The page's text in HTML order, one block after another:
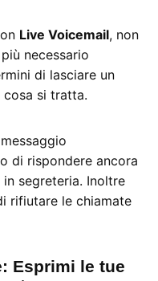
Live Voicemail, non
necessario
di lasciare un
si tratta.
di rispondere ancora
segreteria. Inoltre
rifiutare le chiamate
Esprimi le tue